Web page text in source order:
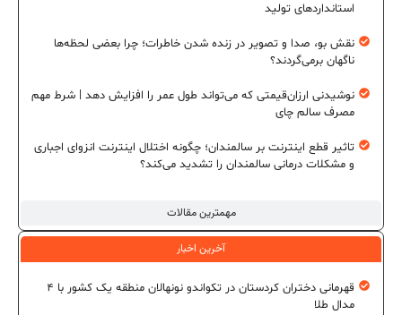
مهمترین مقالات
استانداردهای تولید
نقش بو، صدا و تصویر در زنده شدن خاطرات؛ چرا بعضی لحظه‌ها
ناگهان برمی‌گردند؟
نوشیدنی ارزان‌قیمتی که می‌تواند طول عمر را افزایش دهد | شرط مهم
مصرف سالم چای
تاثیر قطع اینترنت بر سالمندان؛ چگونه اختلال اینترنت انزوای اجباری
و مشکلات درمانی سالمندان را تشدید می‌کند؟
آخرین اخبار
قهرمانی دختران کردستان در تکواندو نونهالان منطقه یک کشور با ۴
مدال طلا